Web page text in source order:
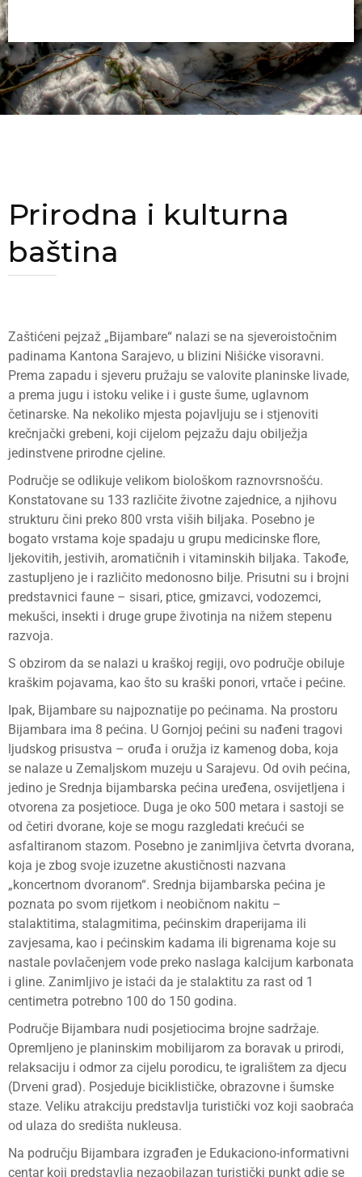
Prirodna i kulturna
baština
Zaštićeni pejzaž „Bijambare“ nalazi se na sjeveroistočnim
padinama Kantona Sarajevo, u blizini Nišićke visoravni.
Prema zapadu i sjeveru pružaju se valovite planinske livade,
a prema jugu i istoku velike i i guste šume, uglavnom
četinarske. Na nekoliko mjesta pojavljuju se i stjenoviti
krečnjački grebeni, koji cijelom pejzažu daju obilježja
jedinstvene prirodne cjeline.
Područje se odlikuje velikom biološkom raznovrsnošću.
Konstatovane su 133 različite životne zajednice, a njihovu
strukturu čini preko 800 vrsta viših biljaka. Posebno je
bogato vrstama koje spadaju u grupu medicinske flore,
ljekovitih, jestivih, aromatičnih i vitaminskih biljaka. Takođe,
zastupljeno je i različito medonosno bilje. Prisutni su i brojni
predstavnici faune – sisari, ptice, gmizavci, vodozemci,
mekušci, insekti i druge grupe životinja na nižem stepenu
razvoja.
S obzirom da se nalazi u kraškoj regiji, ovo područje obiluje
kraškim pojavama, kao što su kraški ponori, vrtače i pećine.
Ipak, Bijambare su najpoznatije po pećinama. Na prostoru
Bijambara ima 8 pećina. U Gornjoj pećini su nađeni tragovi
ljudskog prisustva – oruđa i oružja iz kamenog doba, koja
se nalaze u Zemaljskom muzeju u Sarajevu. Od ovih pećina,
jedino je Srednja bijambarska pećina uređena, osvijetljena i
otvorena za posjetioce. Duga je oko 500 metara i sastoji se
od četiri dvorane, koje se mogu razgledati krećući se
asfaltiranom stazom. Posebno je zanimljiva četvrta dvorana,
koja je zbog svoje izuzetne akustičnosti nazvana
„koncertnom dvoranom“. Srednja bijambarska pećina je
poznata po svom rijetkom i neobičnom nakitu –
stalaktitima, stalagmitima, pećinskim draperijama ili
zavjesama, kao i pećinskim kadama ili bigrenama koje su
nastale povlačenjem vode preko naslaga kalcijum karbonata
i gline. Zanimljivo je istaći da je stalaktitu za rast od 1
centimetra potrebno 100 do 150 godina.
Područje Bijambara nudi posjetiocima brojne sadržaje.
Opremljeno je planinskim mobilijarom za boravak u prirodi,
relaksaciju i odmor za cijelu porodicu, te igralištem za djecu
(Drveni grad). Posjeduje biciklističke, obrazovne i šumske
staze. Veliku atrakciju predstavlja turistički voz koji saobraća
od ulaza do središta nukleusa.
Na području Bijambara izgrađen je Edukaciono-informativni
centar koji predstavlja nezaobilazan turistički punkt gdje se